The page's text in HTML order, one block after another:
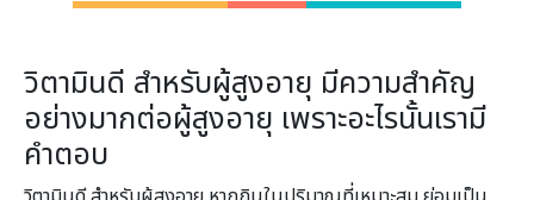
วิตามินดี สำหรับผู้สูงอายุ มีความสำคัญ
อย่างมากต่อผู้สูงอายุ เพราะอะไรนั้นเรามี
คำตอบ